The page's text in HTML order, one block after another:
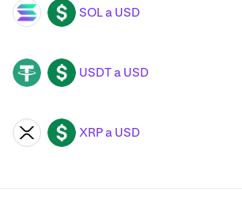
SOL USD SOL a USD
USDT USD USDT a USD
XRP USD XRP a USD